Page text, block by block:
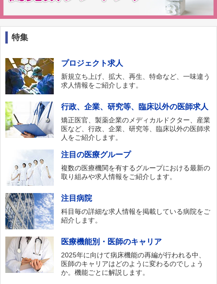
特集
プロジェクト求人
新規立ち上げ、拡大、再生、特命など、一味違う
求人情報をご紹介します。
行政、企業、研究等、臨床以外の医師求人
矯正医官、製薬企業のメディカルドクター、産業
医など、行政、企業、研究等、臨床以外の医師求
人をご紹介します。
注目の医療グループ
複数の医療機関を有するグループにおける最新の
取り組みや求人情報をご紹介します。
注目病院
科目毎の詳細な求人情報を掲載している病院をご
紹介します。
医療機能別・医師のキャリア
2025年に向けて病床機能の再編が行われる中、
医師のキャリアはどのように変わるのでしょう
か。機能ごとに解説します。